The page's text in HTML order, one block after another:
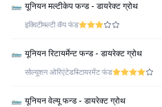
यूनियन मल्टीकेप फन्ड - डायरेक्ट ग्रोथ
इक्विटीमल्टी कॅप फंड
यूनियन रिटायर्मेन्ट फन्ड - डायरेक्ट ग्रोथ
सोल्यूशन ओरिएंटेडरिटायरमेंट फंड
यूनियन वेल्यू फन्ड - डायरेक्ट ग्रोथ